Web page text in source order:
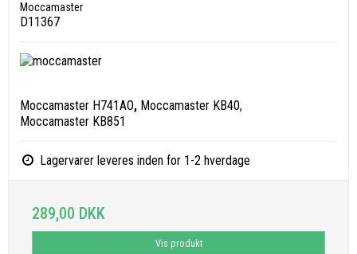
Moccamaster
D11367
Moccamaster H741AO, Moccamaster KB40,
Moccamaster KB851
Lagervarer leveres inden for 1-2 hverdage
289,00 DKK
Vis produkt